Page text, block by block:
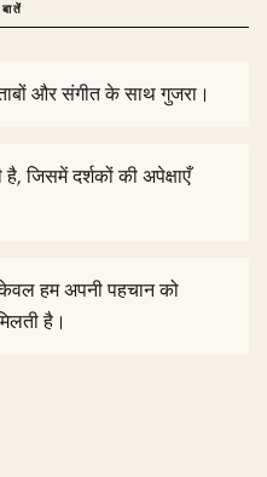
और संगीत के साथ गुजरा।
है, जिसमें दर्शकों की अपेक्षाएँ
हम अपनी पहचान को
है।